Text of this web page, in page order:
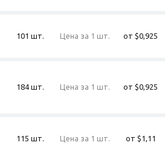
101 шт. Цена за 1 шт. от $0,925
184 шт. Цена за 1 шт. от $0,925
115 шт. Цена за 1 шт. от $1,11